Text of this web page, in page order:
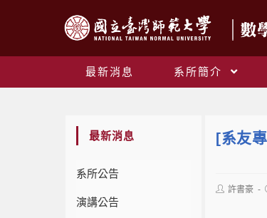
最新消息 系所簡介
最新消息
系所公告
演講公告
[系友
許書豪